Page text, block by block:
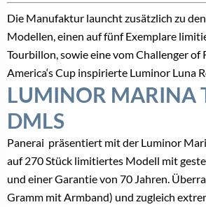
Die Manufaktur launcht zusätzlich zu
Modellen, einen auf fünf Exemplare
Tourbillon, sowie eine vom Challenger of
America‘s Cup inspirierte Luminor Luna
LUMINOR MARINA
DMLS
Panerai präsentiert mit der Luminor
auf 270 Stück limitiertes Modell mit
und einer Garantie von 70 Jahren.
Gramm mit Armband) und zugleich